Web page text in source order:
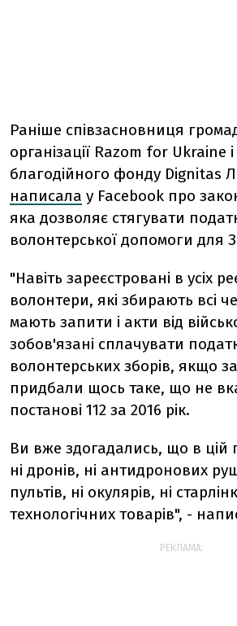
Раніше співзасновниця
організації Razom for Ukraine
благодійного фонду Dignitas
написала у Facebook про
яка дозволяє стягувати
волонтерської допомоги для
"Навіть зареєстровані в усіх
волонтери, які збирають всі
мають запити і акти від
зобов'язані сплачувати
волонтерських зборів, якщо
придбали щось таке, що не
постанові 112 за 2016 рік.
Ви вже здогадались, що в цій
ні дронів, ні антидронових
пультів, ні окулярів, ні
технологічних товарів", -
РЕКЛАМА: